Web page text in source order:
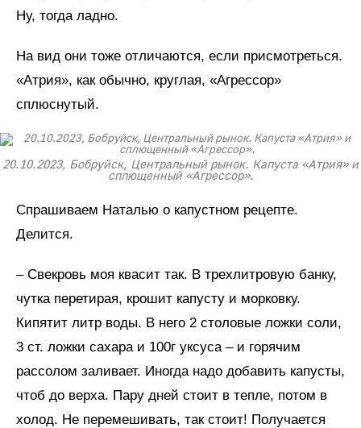
Ну, тогда ладно.
На вид они тоже отличаются, если присмотреться.
«Атрия», как обычно, круглая, «Агрессор»
сплюснутый.
20.10.2023, Бобруйск, Центральный рынок. Капуста «Атрия» и
сплющенный «Агрессор».
Спрашиваем Наталью о капустном рецепте.
Делится.
– Свекровь моя квасит так. В трехлитровую банку,
чутка перетирая, крошит капусту и морковку.
Кипятит литр воды. В него 2 столовые ложки соли,
3 ст. ложки сахара и 100г уксуса – и горячим
рассолом заливает. Иногда надо добавить капусты,
чтоб до верха. Пару дней стоит в тепле, потом в
холод. Не перемешивать, так стоит! Получается